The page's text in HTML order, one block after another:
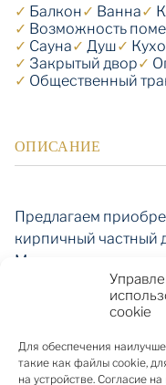
cookie
Для обеспечения
такие как файлы cookie,
на устройстве. Согласие
✓ Балкон✓ Ванна✓
✓ Возможность
✓ Сауна✓ Душ✓
✓ Закрытый двор✓
✓ Общественный
ОПИСАНИЕ
Предлагаем
кирпичный частный
Марупе, всего в
центра Spice и
Недвижимость
пятью спальнями,